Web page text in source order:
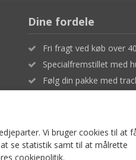
Dine fordele
Fri fragt ved køb over
Specialfremstillet med
Følg din pakke med
Vi bruger cookies til at
se statistik samt til at målrette
cookiepolitik.